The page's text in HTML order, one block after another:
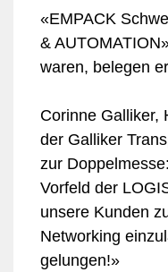
«EMPACK
&
waren, belegen
Corinne Galliker,
der Galliker
zur
Vorfeld der
unsere Kunden
Networking
gelungen!»